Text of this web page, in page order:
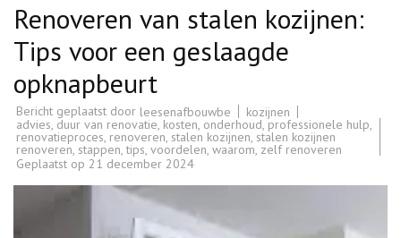
Renoveren van stalen kozijnen:
Tips voor een geslaagde
opknapbeurt
Bericht geplaatst door leesenafbouwbe
kozijnen
advies, duur van renovatie, kosten, onderhoud, professionele hulp,
renovatieproces, renoveren, stalen kozijnen, stalen kozijnen
renoveren, stappen,tips, voordelen, waarom, zelf renoveren
Geplaatst op 21 december 2024